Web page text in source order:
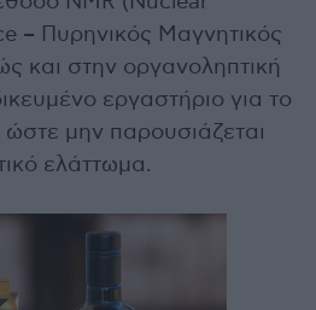
– Πυρηνικός Μαγνητικός
και στην οργανοληπτική
εργαστήριο για το
μην παρουσιάζεται
ελάττωμα.